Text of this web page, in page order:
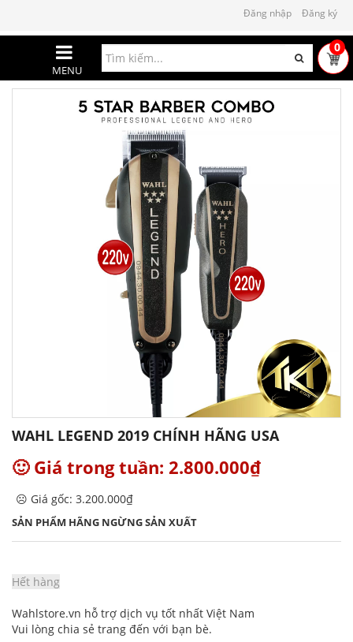
Đăng nhập Đăng ký
MENU
0
WAHL LEGEND 2019 CHÍNH HÃNG USA
🙂 Giá trong tuần: 2.800.000₫
☹️ Giá gốc: 3.200.000₫
SẢN PHẨM HÃNG NGỪNG SẢN XUẤT
Hết hàng
Wahlstore.vn hỗ trợ dịch vụ tốt nhất Việt Nam
Vui lòng chia sẻ trang đến với bạn bè.